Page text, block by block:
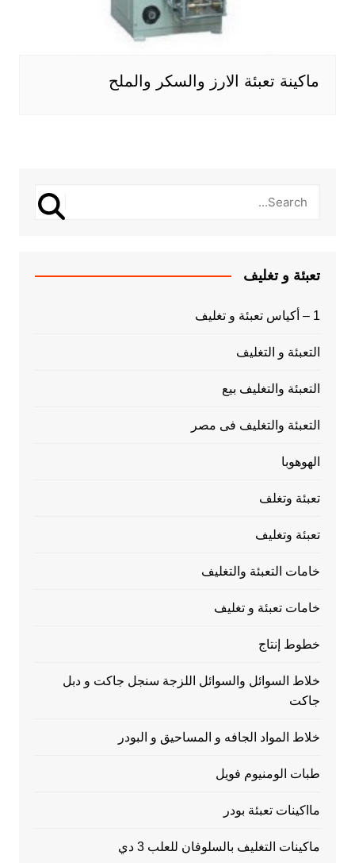
ماكينة تعبئة الارز والسكر والملح
تعبئة و تغليف
1 – أكياس تعبئة و تغليف
التعبئة و التغليف
التعبئة والتغليف بيع
التعبئة والتغليف فى مصر
الهوهوبا
تعبئة وتغلف
تعبئة وتغليف
خامات التعبئة والتغليف
خامات تعبئة و تغليف
خطوط إنتاج
خلاط السوائل والسوائل اللزجة سنجل جاكت و دبل
جاكت
خلاط المواد الجافه و المساحيق و البودر
طبات الومنيوم فويل
مااكينات تعبئة بودر
ماكينات التغليف بالسلوفان للعلب 3 دي